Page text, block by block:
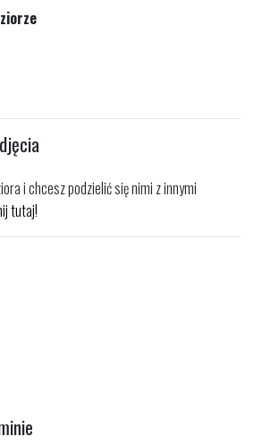
i chcesz podzielić się nimi z innymi
tutaj!